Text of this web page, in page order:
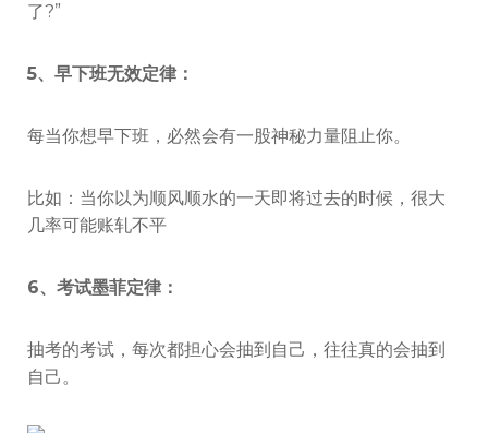
了?”
5、早下班无效定律：
每当你想早下班，必然会有一股神秘力量阻止你。
比如：当你以为顺风顺水的一天即将过去的时候，很大
几率可能账轧不平
6、考试墨菲定律：
抽考的考试，每次都担心会抽到自己，往往真的会抽到
自己。